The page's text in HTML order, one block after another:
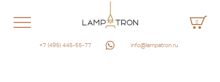
0
+7 (495) 445-55-77 info@lampatron.ru